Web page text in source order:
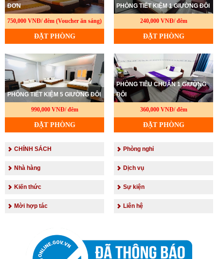
ĐƠN
750,000 VNĐ/ đêm (Voucher ăn sáng)
ĐẶT PHÒNG
PHÒNG TIẾT KIỆM 1 GIƯỜNG ĐÔI
240,000 VNĐ/ đêm
ĐẶT PHÒNG
PHÒNG TIẾT KIỆM 5 GIƯỜNG ĐÔI
990,000 VNĐ/ đêm
ĐẶT PHÒNG
PHÒNG TIÊU CHUẨN 1 GIƯỜNG
ĐÔI
360,000 VNĐ/ đêm
ĐẶT PHÒNG
CHÍNH SÁCH Phòng nghỉ
Nhà hàng Dịch vụ
Kiến thức Sự kiện
Mời hợp tác Liên hệ